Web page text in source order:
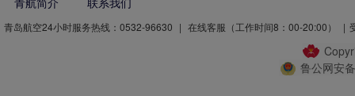
青岛航空24小时服务热线：0532-96630 | 在线客服（工作时间8：00-20:00） |
鲁公网安